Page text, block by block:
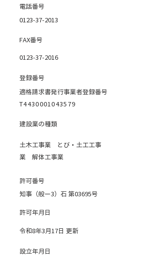
電話番号
0123-37-2013
FAX番号
0123-37-2016
登録番号
適格請求書発行事業者登録番号
T4430001043579
建設業の種類
土木工事業 とび・土工工事
業 解体工事業
許可番号
知事（般ー3）石 第03695号
許可年月日
令和8年3月17日 更新
設立年月日